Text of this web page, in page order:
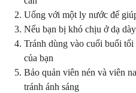
Uống với một ly nước để
Nếu bạn bị khó chịu ở dạ
Tránh dùng vào cuối buổi
của bạn
Bảo quản viên nén và viên
tránh ánh sáng